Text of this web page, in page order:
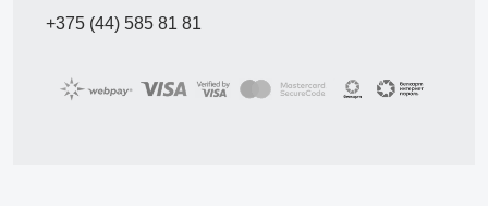
+375 (44) 585 81 81